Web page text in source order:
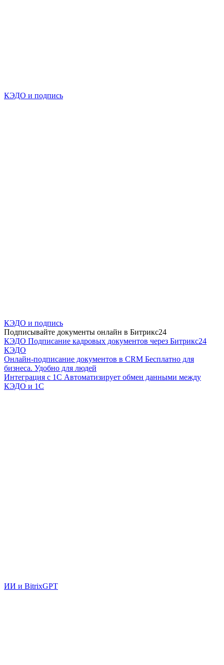
КЭДО и подпись
КЭДО и подпись
Подписывайте документы онлайн в Битрикс24
КЭДО Подписание кадровых документов через Битрикс24
КЭДО
Онлайн-подписание документов в CRM Бесплатно для
бизнеса. Удобно для людей
Интеграция с 1С Автоматизирует обмен данными между
КЭДО и 1С
ИИ и BitrixGPT